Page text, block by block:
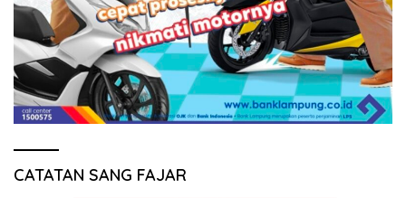
CATATAN SANG FAJAR